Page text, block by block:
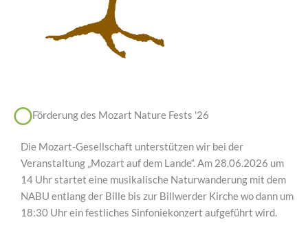
Förderung des Mozart Nature Fests '26
Die Mozart-Gesellschaft unterstützen wir bei der
Veranstaltung „Mozart auf dem Lande“. Am 28.06.2026 um
14 Uhr startet eine musikalische Naturwanderung mit dem
NABU entlang der Bille bis zur Billwerder Kirche wo dann um
18:30 Uhr ein festliches Sinfoniekonzert aufgeführt wird.